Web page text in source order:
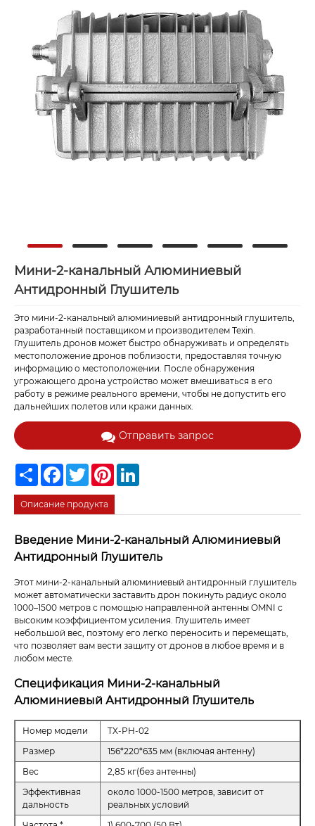
Мини-2-канальный Алюминиевый
Антидронный Глушитель
Это мини-2-канальный алюминиевый антидронный глушитель,
разработанный поставщиком и производителем Texin.
Глушитель дронов может быстро обнаруживать и определять
местоположение дронов поблизости, предоставляя точную
информацию о местоположении. После обнаружения
угрожающего дрона устройство может вмешиваться в его
работу в режиме реального времени, чтобы не допустить его
дальнейших полетов или кражи данных.
Отправить запрос
Share FacebookTwitterPinterest
Описание продукта
Введение Мини-2-канальный Алюминиевый
Антидронный Глушитель
Этот мини-2-канальный алюминиевый антидронный глушитель
может автоматически заставить дрон покинуть радиус около
1000–1500 метров с помощью направленной антенны OMNI с
высоким коэффициентом усиления. Глушитель имеет
небольшой вес, поэтому его легко переносить и перемещать,
что позволяет вам вести защиту от дронов в любое время и в
любом месте.
Спецификация Мини-2-канальный
Алюминиевый Антидронный Глушитель
Номер модели
TX-PH-02
Размер
156*220*635 мм (включая антенну)
Вес
2,85 кг(без антенны)
Эффективная
дальность
около 1000-1500 метров, зависит от
реальных условий